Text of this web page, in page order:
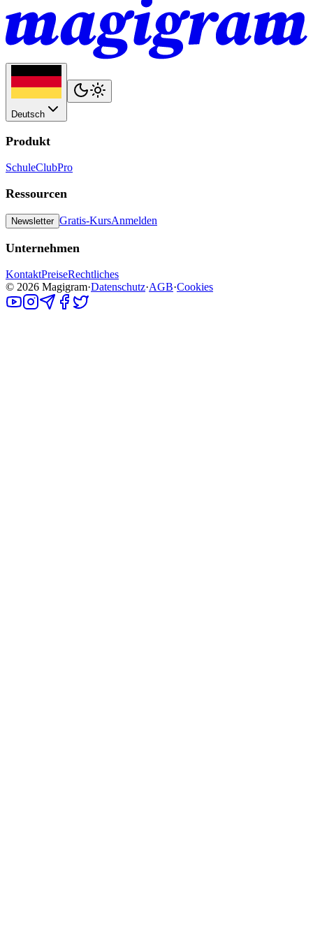
Deutsch
Produkt
SchuleClubPro
Ressourcen
Newsletter Gratis-KursAnmelden
Unternehmen
KontaktPreiseRechtliches
© 2026 Magigram·Datenschutz·AGB·Cookies